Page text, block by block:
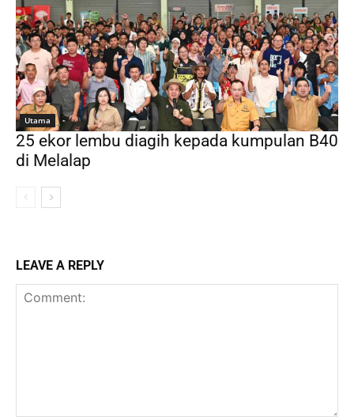
Utama
25 ekor lembu diagih kepada kumpulan B40
di Melalap
LEAVE A REPLY